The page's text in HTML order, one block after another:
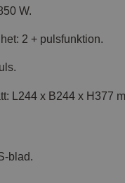
W.
2 + pulsfunktion.
L244 x B244 x H377
blad.